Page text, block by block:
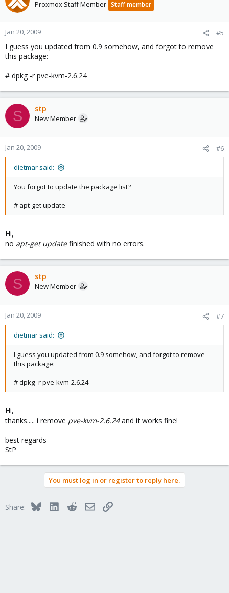
Proxmox Staff Member Staff member
Jan 20, 2009 #5
I guess you updated from 0.9 somehow, and forgot to remove
this package:
# dpkg -r pve-kvm-2.6.24
S stp
New Member
Jan 20, 2009 #6
dietmar said:
You forgot to update the package list?
# apt-get update
Hi,
no apt-get updatefinished with no errors.
S stp
New Member
Jan 20, 2009 #7
dietmar said:
I guess you updated from 0.9 somehow, and forgot to remove
this package:
# dpkg -r pve-kvm-2.6.24
Hi,
thanks..... i remove pve-kvm-2.6.24and it works fine!
best regards
StP
You must log in or register to reply here.
Share: BlueskyLinkedInRedditEmailLink